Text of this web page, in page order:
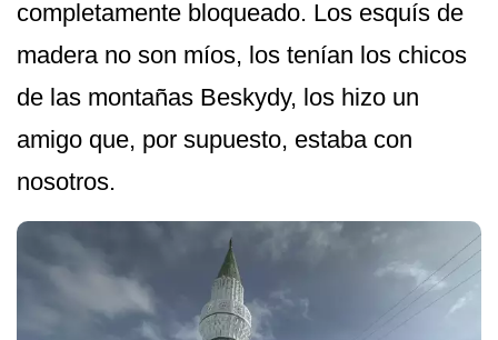
completamente bloqueado. Los esquís de
madera no son míos, los tenían los chicos
de las montañas Beskydy, los hizo un
amigo que, por supuesto, estaba con
nosotros.